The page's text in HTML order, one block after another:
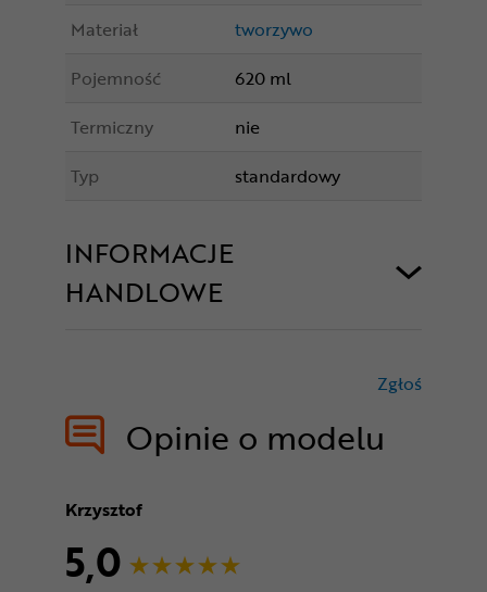
Materiał
tworzywo
Pojemność
620 ml
Termiczny
nie
Typ
standardowy
INFORMACJE
HANDLOWE
Opinie o modelu
Zgłoś
Krzysztof
5,0